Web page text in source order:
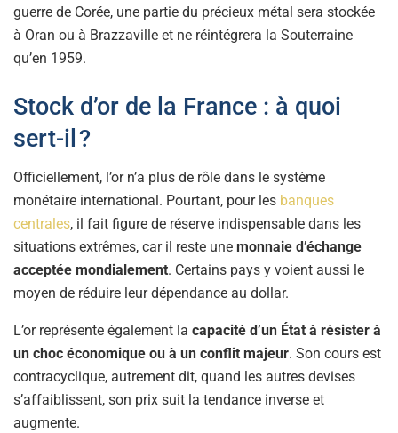
guerre de Corée, une partie du précieux métal sera stockée
à Oran ou à Brazzaville et ne réintégrera la Souterraine
qu’en 1959.
Stock d’or de la France : à quoi
sert-il ?
Officiellement, l’or n’a plus de rôle dans le système
monétaire international. Pourtant, pour les banques
centrales, il fait figure de réserve indispensable dans les
situations extrêmes, car il reste une monnaie d’échange
acceptée mondialement. Certains pays y voient aussi le
moyen de réduire leur dépendance au dollar.
L’or représente également la capacité d’un État à résister à
un choc économique ou à un conflit majeur. Son cours est
contracyclique, autrement dit, quand les autres devises
s’affaiblissent, son prix suit la tendance inverse et
augmente.